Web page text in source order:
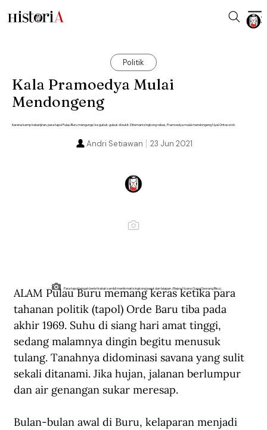
Politik
Kala Pramoedya Mulai
Mendongeng
Karena kamp kebanjiran, para tapol Pulau Buru mengungsi ke gubuk-gubuk di bukit. Ditemani singkong rebus, Pramoedya mulai mendongeng Nyai Ontosoroh.
23 Jun 2021
Andri Setiawan
Para tapol tengah beristirahat sambil menikmati singkong parut dan lalapan. (Repro Nyanyi Sunyi Seorang Bisu).
ALAM Pulau Buru memang keras ketika para
tahanan politik (tapol) Orde Baru tiba pada
akhir 1969. Suhu di siang hari amat tinggi,
sedang malamnya dingin begitu menusuk
tulang. Tanahnya didominasi savana yang sulit
sekali ditanami. Jika hujan, jalanan berlumpur
dan air genangan sukar meresap.
Bulan-bulan awal di Buru, kelaparan menjadi